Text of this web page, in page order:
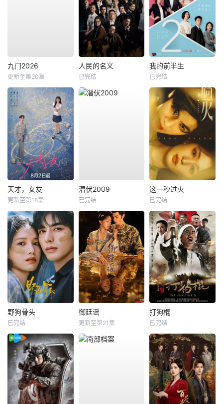
九门2026
更新至第20集
人民的名义
已完结
我的前半生
已完结
天才，女友
更新至第18集
潜伏2009
已完结
这一秒过火
已完结
野狗骨头
已完结
御廷谣
更新至第21集
打狗棍
已完结